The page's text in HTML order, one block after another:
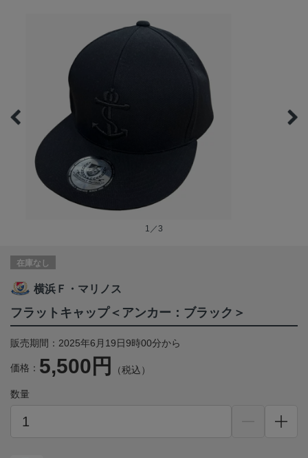
1／3
在庫なし
横浜Ｆ・マリノス
フラットキャップ＜アンカー：ブラック＞
販売期間：2025年6月19日9時00分から
価格： 5,500円 （税込）
数量